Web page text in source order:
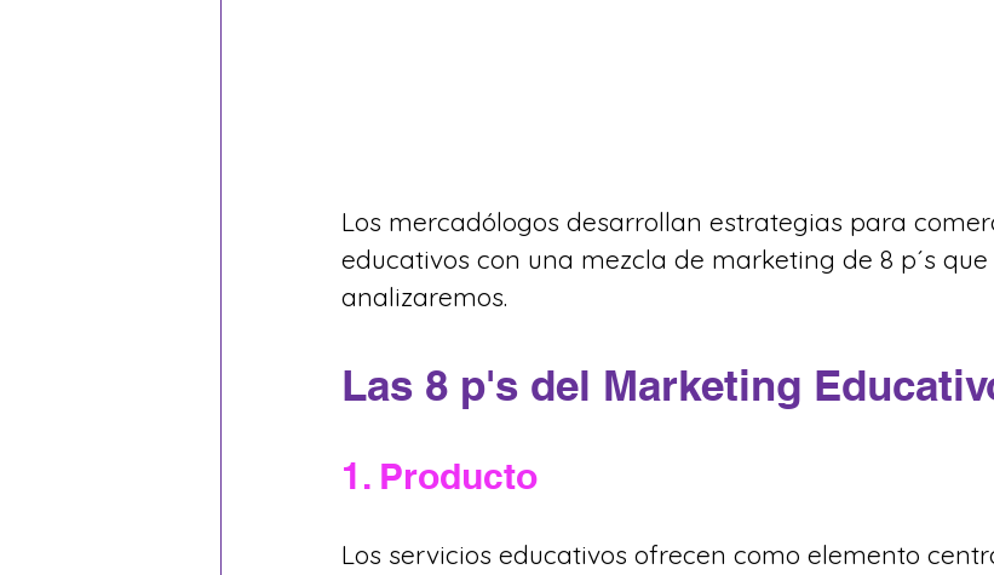
Los mercadólogos desarrollan estrategias para
educativos con una mezcla de marketing de 8 p´s
analizaremos.
Las 8 p's del Marketing
1. Producto
Los servicios educativos ofrecen como elemento